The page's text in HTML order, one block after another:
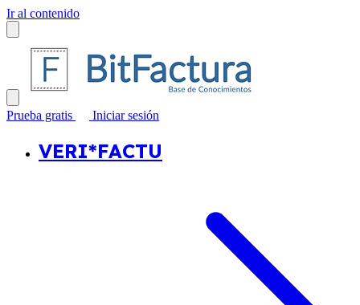
Ir al contenido
Prueba gratis Iniciar sesión
VERI*FACTU